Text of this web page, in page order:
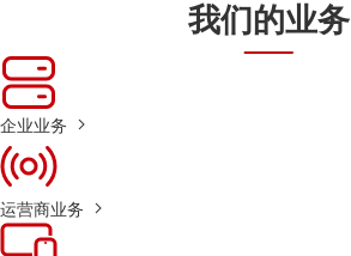
我们的业务
企业业务
运营商业务